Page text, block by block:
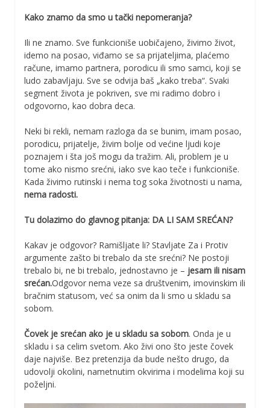
Kako znamo da smo u tački nepomeranja?
Ili ne znamo. Sve funkcioniše uobičajeno, živimo život,
idemo na posao, viđamo se sa prijateljima, plaćemo
račune, imamo partnera, porodicu ili smo samci, koji se
ludo zabavljaju. Sve se odvija baš „kako treba“. Svaki
segment života je pokriven, sve mi radimo dobro i
odgovorno, kao dobra deca.
Neki bi rekli, nemam razloga da se bunim, imam posao,
porodicu, prijatelje, živim bolje od većine ljudi koje
poznajem i šta još mogu da tražim. Ali, problem je u
tome ako nismo srećni, iako sve kao teče i funkcioniše.
Kada živimo rutinski i nema tog soka životnosti u nama,
nema radosti.
Tu dolazimo do glavnog pitanja: DA LI SAM SREĆAN?
Kakav je odgovor? Ramišljate li? Stavljate Za i Protiv
argumente zašto bi trebalo da ste srećni? Ne postoji
trebalo bi, ne bi trebalo, jednostavno je – jesam ili nisam
srećan.Odgovor nema veze sa društvenim, imovinskim ili
bračnim statusom, već sa onim da li smo u skladu sa
sobom.
Čovek je srećan ako je u skladu sa sobom. Onda je u
skladu i sa celim svetom. Ako živi ono što jeste čovek
daje najviše. Bez pretenzija da bude nešto drugo, da
udovolji okolini, nametnutim okvirima i modelima koji su
poželjni.